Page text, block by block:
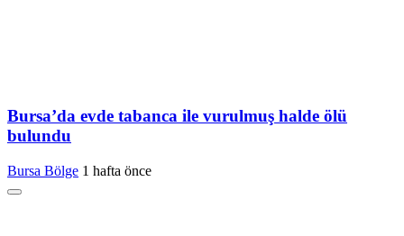
Bursa’da evde tabanca ile vurulmuş halde ölü
bulundu
Bursa Bölge 1 hafta önce